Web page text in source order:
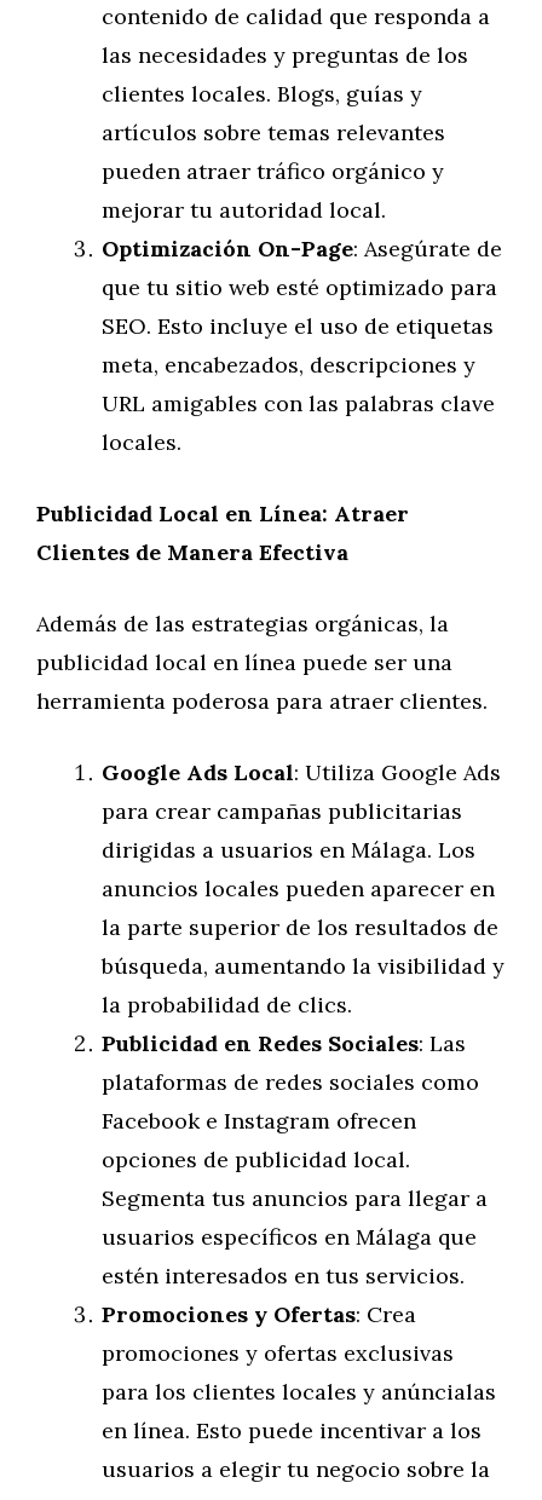
contenido de calidad que responda a
las necesidades y preguntas de los
clientes locales. Blogs, guías y
artículos sobre temas relevantes
pueden atraer tráfico orgánico y
mejorar tu autoridad local.
Optimización On-Page: Asegúrate de
que tu sitio web esté optimizado para
SEO. Esto incluye el uso de etiquetas
meta, encabezados, descripciones y
URL amigables con las palabras clave
locales.
Publicidad Local en Línea: Atraer
Clientes de Manera Efectiva
Además de las estrategias orgánicas, la
publicidad local en línea puede ser una
herramienta poderosa para atraer clientes.
Google Ads Local: Utiliza Google Ads
para crear campañas publicitarias
dirigidas a usuarios en Málaga. Los
anuncios locales pueden aparecer en
la parte superior de los resultados de
búsqueda, aumentando la visibilidad y
la probabilidad de clics.
Publicidad en Redes Sociales: Las
plataformas de redes sociales como
Facebook e Instagram ofrecen
opciones de publicidad local.
Segmenta tus anuncios para llegar a
usuarios específicos en Málaga que
estén interesados en tus servicios.
Promociones y Ofertas: Crea
promociones y ofertas exclusivas
para los clientes locales y anúncialas
en línea. Esto puede incentivar a los
usuarios a elegir tu negocio sobre la